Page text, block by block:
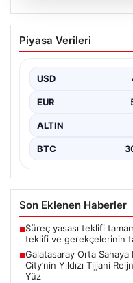
05.08.2026
Galatasaray
Pressajı:
Yüzde Yüz
Galatasaray, yeni
orta saha bölgesine
Piyasa Verileri
USD
EUR
ALTIN
BTC
Son Eklenen Haberler
■Süreç yasası teklifi
teklifi ve gerekçelerinin
■Galatasaray Orta
City’nin Yıldızı Tijjani
Yüz